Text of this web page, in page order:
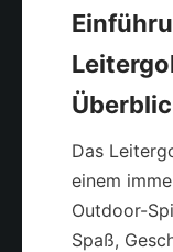
Das
einem
Outdoor-
Spaß,